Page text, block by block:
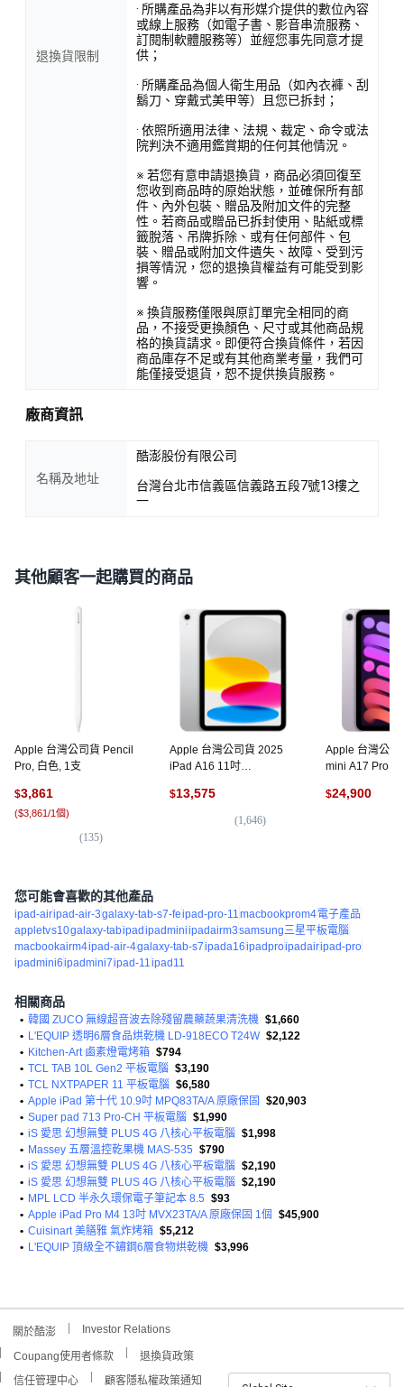
退換貨限制
· 所購產品為非以有形媒介提供的數位內容
或線上服務（如電子書、影音串流服務、
訂閱制軟體服務等）並經您事先同意才提
供；
· 所購產品為個人衛生用品（如內衣褲、刮
鬍刀、穿戴式美甲等）且您已拆封；
· 依照所適用法律、法規、裁定、命令或法
院判決不適用鑑賞期的任何其他情況。
※ 若您有意申請退換貨，商品必須回復至
您收到商品時的原始狀態，並確保所有部
件、內外包裝、贈品及附加文件的完整
性。若商品或贈品已拆封使用、貼紙或標
籤脫落、吊牌拆除、或有任何部件、包
裝、贈品或附加文件遺失、故障、受到污
損等情況，您的退換貨權益有可能受到影
響。
※ 換貨服務僅限與原訂單完全相同的商
品，不接受更換顏色、尺寸或其他商品規
格的換貨請求。即便符合換貨條件，若因
商品庫存不足或有其他商業考量，我們可
能僅接受退貨，恕不提供換貨服務。
廠商資訊
名稱及地址
酷澎股份有限公司
台灣台北市信義區信義路五段7號13樓之
一
其他顧客一起購買的商品
Apple 台灣公司貨 Pencil
Pro, 白色, 1支
$3,861
($3,861/1個)
(135)
Apple 台灣公司貨 2025
iPad A16 11吋
Fi, 128GB, 銀色
$13,575
(1,646)
Apple 台灣公司
mini A17 Pro
色, 128GB, Wi-
$24,900
您可能會喜歡的其他產品
ipad-airipad-air-3galaxy-tab-s7-feipad-pro-11macbookprom4電子產品
appletvs10galaxy-tabipad ipadminiipadairm3samsung三星平板電腦
macbookairm4ipad-air-4galaxy-tab-s7ipada16ipadproipadairipad-pro
ipadmini6ipadmini7ipad-11ipad11
相關商品
• 韓國 ZUCO 無線超音波去除殘留農藥蔬果清洗機 $1,660
• L'EQUIP 透明6層食品烘乾機 LD-918ECO T24W $2,122
• Kitchen-Art 鹵素燈電烤箱 $794
• TCL TAB 10L Gen2 平板電腦 $3,190
• TCL NXTPAPER 11 平板電腦 $6,580
• Apple iPad 第十代 10.9吋 MPQ83TA/A 原廠保固
$20,903
• Super pad 713 Pro-CH 平板電腦 $1,990
• iS 愛思 幻想無雙 PLUS 4G 八核心平板電腦 $1,998
• Massey 五層溫控乾果機 MAS-535 $790
• iS 愛思 幻想無雙 PLUS 4G 八核心平板電腦 $2,190
• iS 愛思 幻想無雙 PLUS 4G 八核心平板電腦 $2,190
• MPL LCD 半永久環保電子筆記本 8.5 $93
• Apple iPad Pro M4 13吋 MVX23TA/A 原廠保固 1個 $45,900
• Cuisinart 美膳雅 氣炸烤箱 $5,212
• L'EQUIP 頂級全不鏽鋼6層食物烘乾機 $3,996
關於酷澎 Investor Relations
Coupang使用者條款
退換貨政策
信任管理中心
顧客隱私權政策通知